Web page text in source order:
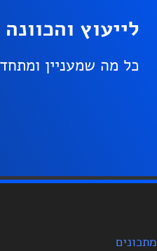
לייעוץ והכוונה
כל מה שמעניין
מתכונים